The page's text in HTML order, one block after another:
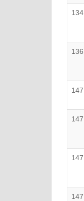
134
136
147
147
147
147